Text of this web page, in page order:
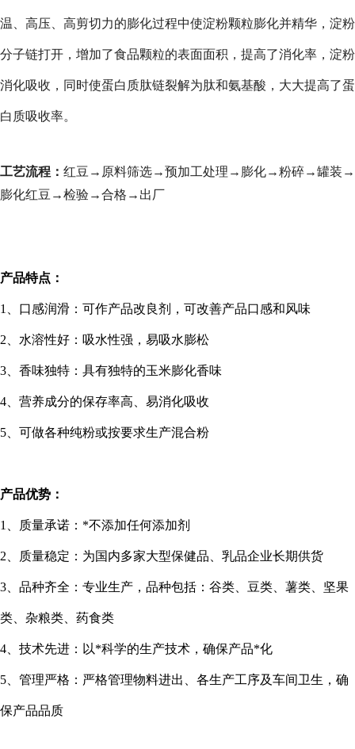
温、高压、高剪切力的膨化过程中使淀粉颗粒膨化并精华，淀粉
分子链打开，增加了食品颗粒的表面面积，提高了消化率，淀粉
消化吸收，同时使蛋白质肽链裂解为肽和氨基酸，大大提高了蛋
白质吸收率。
工艺流程： 红豆→原料筛选→预加工处理→膨化→粉碎→罐装→
膨化红豆→检验→合格→出厂
产品特点：
1 、口感润滑：可作产品改良剂，可改善产品口感和风味
2 、水溶性好：吸水性强，易吸水膨松
3 、香味独特：具有独特的玉米膨化香味
4 、营养成分的保存率高、易消化吸收
5 、可做各种纯粉或按要求生产混合粉
产品优势：
1 、质量承诺：*不添加任何添加剂
2 、质量稳定：为国内多家大型保健品、乳品企业长期供货
3 、品种齐全：专业生产，品种包括：谷类、豆类、薯类、坚果
类、杂粮类、药食类
4 、技术先进：以*科学的生产技术，确保产品*化
5 、管理严格：严格管理物料进出、各生产工序及车间卫生，确
保产品品质